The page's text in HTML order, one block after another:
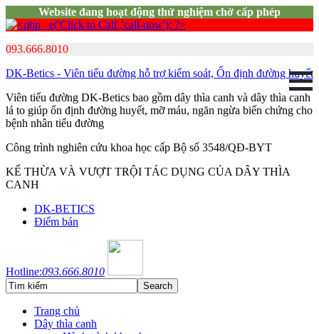
Website đang hoạt động thử nghiệm chờ cấp phép
093.666.8010
DK-Betics - Viên tiểu đường hỗ trợ kiểm soát, Ổn định đường huyết
Viên tiểu đường DK-Betics bao gồm dây thìa canh và dây thìa canh
lá to giúp ổn định đường huyết, mỡ máu, ngăn ngừa biến chứng cho
bệnh nhân tiểu đường
Công trình nghiên cứu khoa học cấp Bộ số 3548/QĐ-BYT
KẾ THỪA VÀ VƯỢT TRỘI TÁC DỤNG CỦA DÂY THÌA
CANH
DK-BETICS
Điểm bán
Hotline:093.666.8010
Trang chủ
Dây thìa canh